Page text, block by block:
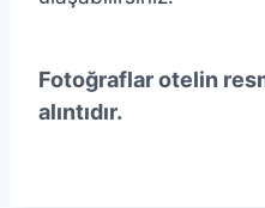
Fotoğraflar otelin
alıntıdır.